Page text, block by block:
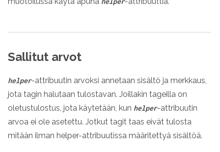
Sallitut arvot
helper-attribuutin arvoksi annetaan sisältö ja merkkaus,
jota tagin halutaan tulostavan. Joillakin tageilla on
oletustulostus, jota käytetään, kun helper-attribuutin
arvoa ei ole asetettu. Jotkut tagit taas eivät tulosta
mitään ilman helper-attribuutissa määritettyä sisältöä.